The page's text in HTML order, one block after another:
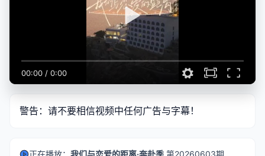
00:00 / 0:00
警告：请不要相信视频中任何广告与字幕！
正在播放： 我们与恋爱的距离·奔赴季 第20260603期